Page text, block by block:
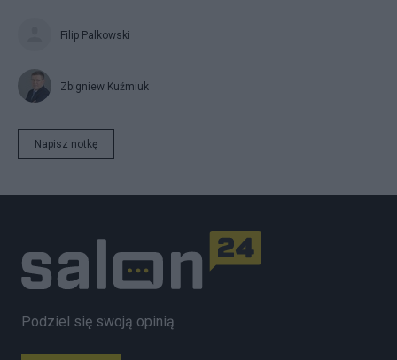
Filip Palkowski
Zbigniew Kuźmiuk
Napisz notkę
Podziel się swoją opinią